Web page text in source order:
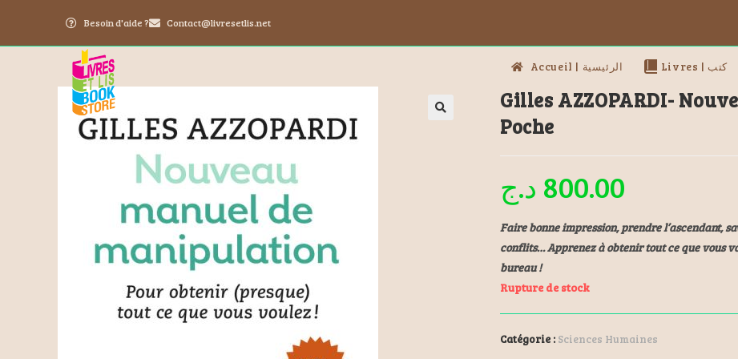
Besoin d'aide ? Contact@livresetlis.net
Accueil | الرئيسية Livres | كتب
Gilles AZZOPARDI-
Poche
800.00 د.ج
Faire bonne impression, prendre l’ascendant,
conflits… Apprenez à obtenir tout ce que vous
bureau !
Rupture de stock
Catégorie : Sciences Humaines